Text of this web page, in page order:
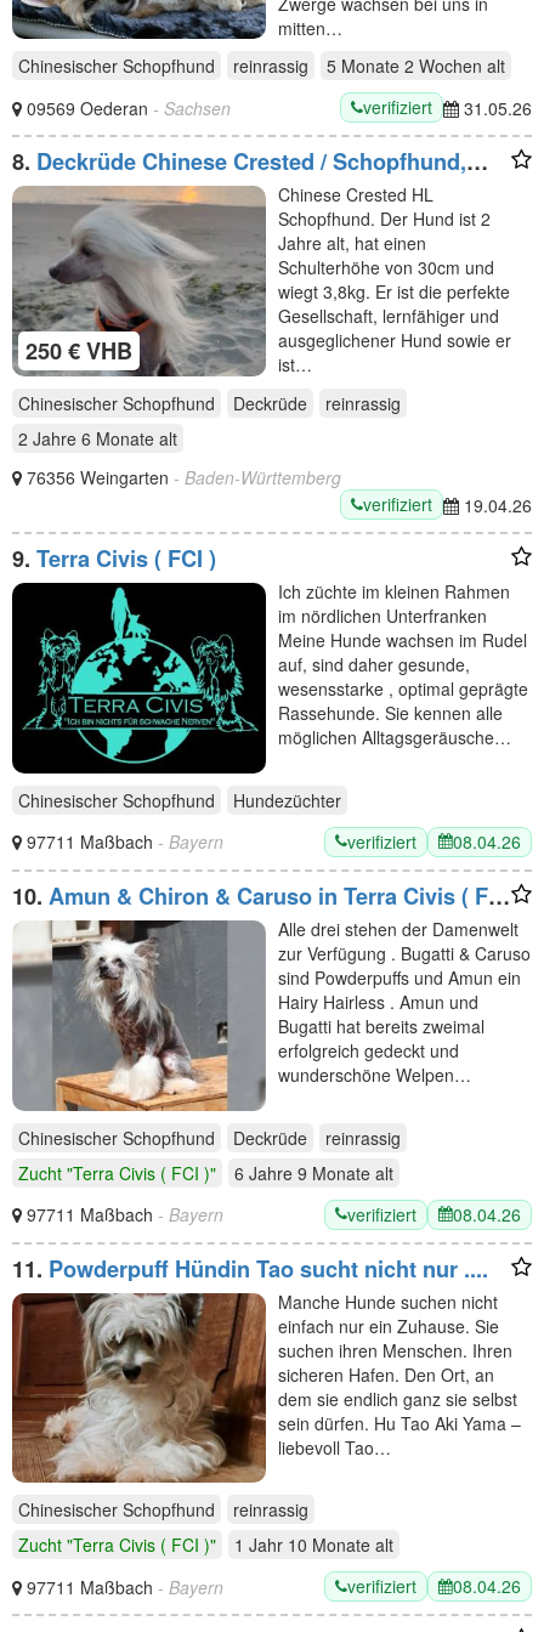
mitten…
Chinesischer Schopfhund
reinrassig 5 Monate 2 Wochen alt
09569 Oederan - Sachsen verifiziert 31.05.26
8. Deckrüde Chinese Crested / Schopfhund,
reinrassig, hairless.
250 € VHB
Chinese Crested HL
Schopfhund. Der Hund ist 2
Jahre alt, hat einen
Schulterhöhe von 30cm und
wiegt 3,8kg. Er ist die perfekte
Gesellschaft, lernfähiger und
ausgeglichener Hund sowie er
ist…
Chinesischer Schopfhund
Deckrüde
reinrassig
2 Jahre 6 Monate alt
76356 Weingarten - Baden-Württemberg
verifiziert
19.04.26
9. Terra Civis ( FCI )
Ich züchte im kleinen Rahmen
im nördlichen Unterfranken
Meine Hunde wachsen im Rudel
auf, sind daher gesunde,
wesensstarke , optimal geprägte
Rassehunde. Sie kennen alle
möglichen Alltagsgeräusche…
Chinesischer Schopfhund
Hundezüchter
97711 Maßbach - Bayern verifiziert 08.04.26
10. Amun & Chiron & Caruso in Terra Civis ( FCI
- VDH only )
Alle drei stehen der Damenwelt
zur Verfügung . Bugatti & Caruso
sind Powderpuffs und Amun ein
Hairy Hairless . Amun und
Bugatti hat bereits zweimal
erfolgreich gedeckt und
wunderschöne Welpen…
Chinesischer Schopfhund Deckrüde
reinrassig
Zucht "Terra Civis ( FCI )"
6 Jahre 9 Monate alt
97711 Maßbach - Bayern verifiziert 08.04.26
11. Powderpuff Hündin Tao sucht nicht nur ....
Manche Hunde suchen nicht
einfach nur ein Zuhause. Sie
suchen ihren Menschen. Ihren
sicheren Hafen. Den Ort, an
dem sie endlich ganz sie selbst
sein dürfen. Hu Tao Aki Yama –
liebevoll Tao…
Chinesischer Schopfhund
reinrassig
Zucht "Terra Civis ( FCI )"
1 Jahr 10 Monate alt
97711 Maßbach - Bayern verifiziert 08.04.26